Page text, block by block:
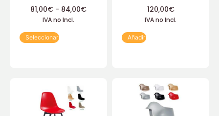
81,00€ - 84,00€
IVA no Incl.
Seleccionar
120,00€
IVA no Incl.
Añadir